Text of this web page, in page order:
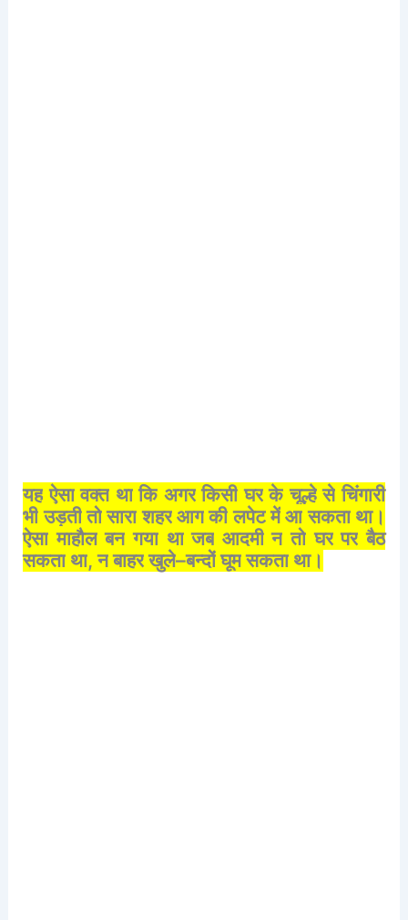
यह ऐसा वक्त था कि अगर किसी घर के चूल्हे से चिंगारी
भी उड़ती तो सारा शहर आग की लपेट में आ सकता था।
ऐसा माहौल बन गया था जब आदमी न तो घर पर बैठ
सकता था,न बाहर खुले–बन्दों घूम सकता था।